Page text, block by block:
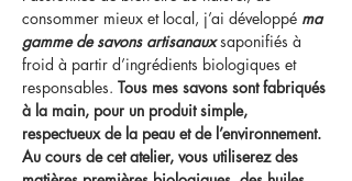
consommer mieux et local, j’ai développé ma
gamme de savons artisanaux saponifiés à
froid à partir d’ingrédients biologiques et
responsables. Tous mes savons sont fabriqués
à la main, pour un produit simple,
respectueux de la peau et de l’environnement.
Au cours de cet atelier, vous utiliserez des